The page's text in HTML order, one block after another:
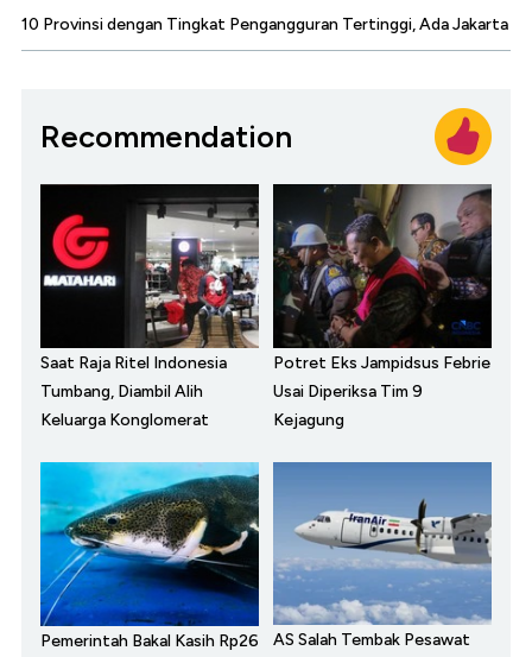
10 Provinsi dengan Tingkat Pengangguran Tertinggi, Ada Jakarta
Recommendation
Saat Raja Ritel Indonesia
Tumbang, Diambil Alih
Keluarga Konglomerat
Potret Eks Jampidsus Febrie
Usai Diperiksa Tim 9
Kejagung
Pemerintah Bakal Kasih Rp26
AS Salah Tembak Pesawat